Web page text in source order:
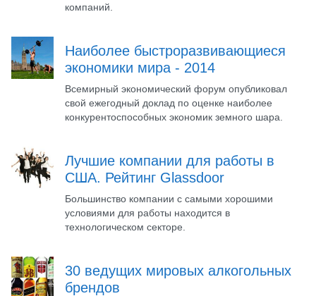
компаний.
Наиболее быстроразвивающиеся
экономики мира - 2014
Всемирный экономический форум опубликовал
свой ежегодный доклад по оценке наиболее
конкурентоспособных экономик земного шара.
Лучшие компании для работы в
США. Рейтинг Glassdoor
Большинство компании с самыми хорошими
условиями для работы находится в
технологическом секторе.
30 ведущих мировых алкогольных
брендов